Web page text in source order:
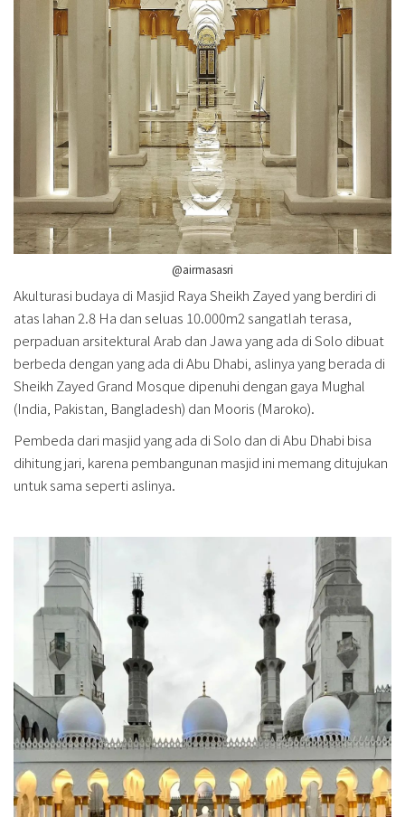
@airmasasri
Akulturasi budaya di Masjid Raya Sheikh Zayed yang berdiri di
atas lahan 2.8 Ha dan seluas 10.000m2 sangatlah terasa,
perpaduan arsitektural Arab dan Jawa yang ada di Solo dibuat
berbeda dengan yang ada di Abu Dhabi, aslinya yang berada di
Sheikh Zayed Grand Mosque dipenuhi dengan gaya Mughal
(India, Pakistan, Bangladesh) dan Mooris (Maroko).
Pembeda dari masjid yang ada di Solo dan di Abu Dhabi bisa
dihitung jari, karena pembangunan masjid ini memang ditujukan
untuk sama seperti aslinya.